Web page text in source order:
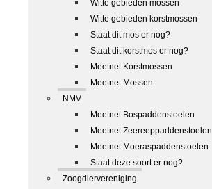
Witte gebieden mossen
Witte gebieden korstmossen
Staat dit mos er nog?
Staat dit korstmos er nog?
Meetnet Korstmossen
Meetnet Mossen
NMV
Meetnet Bospaddenstoelen
Meetnet Zeereeppaddenstoelen
Meetnet Moeraspaddenstoelen
Staat deze soort er nog?
Zoogdiervereniging